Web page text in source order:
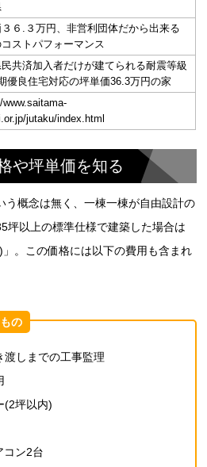
６.３万円、非営利団体だから出来る
ストパフォーマンス
共済加入者だけが建てられる耐震等級
優良住宅対応の坪単価36.3万円の家
www.saitama-
jutaku/index.html
や坪単価を知る
う概念は無く、一棟一棟が自由設計の
坪以上の標準仕様で建築した場合は
」。この価格には以下の費用も含まれ
の
渡しまでの工事監理
(2坪以内)
コン2台